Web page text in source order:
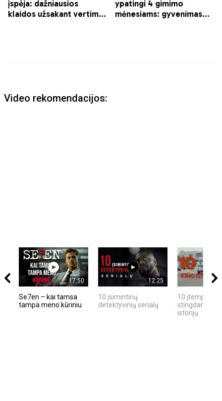
Video rekomendacijos:
17:50
Se7en – kai tamsa
tampa meno kūriniu
12:25
10 įsimintinų
detektyvinių serialų
10 įtemptų,
stingdančių
istorijų